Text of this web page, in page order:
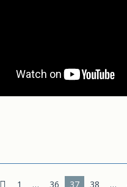
1 … 36 37 38 …